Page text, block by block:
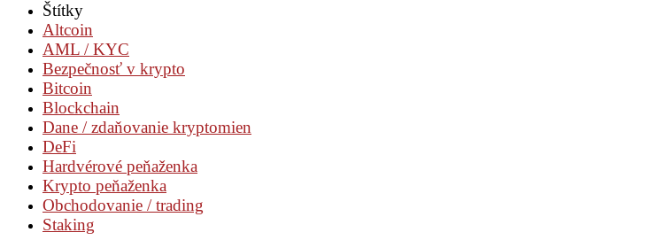
Štítky
Altcoin
AML / KYC
Bezpečnosť v krypto
Bitcoin
Blockchain
Dane / zdaňovanie kryptomien
DeFi
Hardvérové peňaženka
Krypto peňaženka
Obchodovanie / trading
Staking